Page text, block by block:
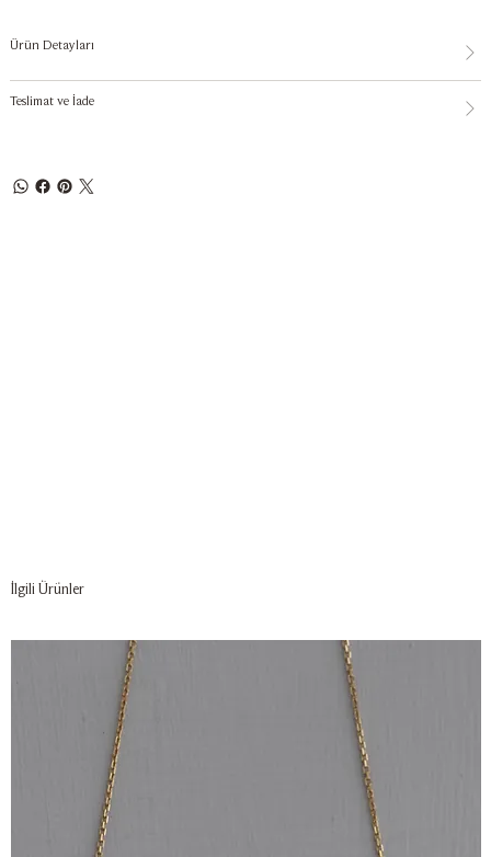
Ürün Detayları
Teslimat ve İade
İlgili Ürünler